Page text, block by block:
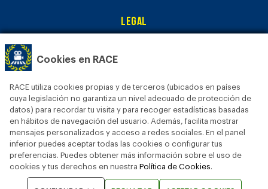
Cookies en RACE
RACE utiliza cookies propias y de terceros (ubicados en países
cuya legislación no garantiza un nivel adecuado de protección de
datos) para recordar tu visita y para recoger estadísticas basadas
en hábitos de navegación del usuario. Además, facilita mostrar
mensajes personalizados y acceso a redes sociales. En el panel
inferior puedes aceptar todas las cookies o configurar tus
preferencias. Puedes obtener más información sobre el uso de
cookies y tus derechos en nuestra Política de Cookies.
Legal
Política de privacidad
Bases legales